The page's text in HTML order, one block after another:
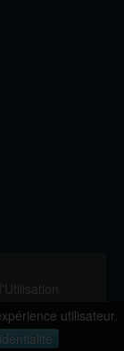
utilisateur.
Contact
Version 1.27